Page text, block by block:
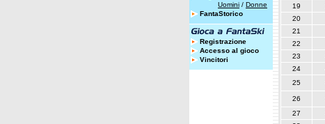
Uomini / Donne
FantaStorico
Registrazione
Accesso al gioco
Vincitori
19
20
21
22
23
24
25
26
27